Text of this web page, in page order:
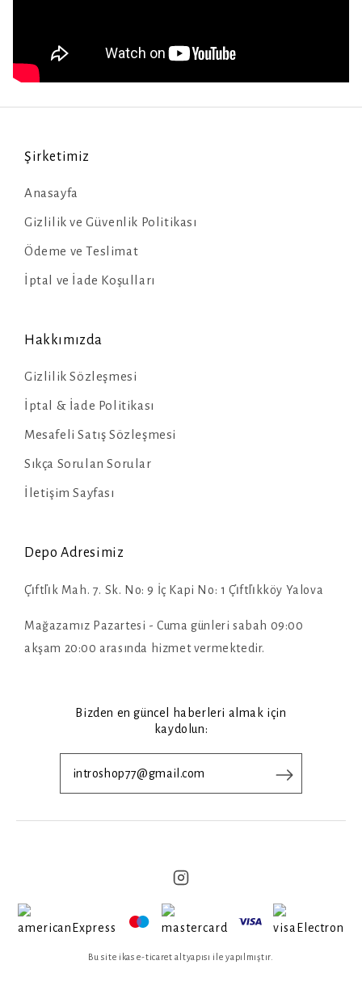
Şirketimiz
Anasayfa
Gizlilik ve Güvenlik Politikası
Ödeme ve Teslimat
İptal ve İade Koşulları
Hakkımızda
Gizlilik Sözleşmesi
İptal & İade Politikası
Mesafeli Satış Sözleşmesi
Sıkça Sorulan Sorular
İletişim Sayfası
Depo Adresimiz
Çi̇ftli̇k Mah. 7. Sk. No: 9 İç Kapi No: 1 Çi̇ftli̇kköy Yalova
Mağazamız Pazartesi - Cuma günleri sabah 09:00
akşam 20:00 arasında hizmet vermektedir.
Bizden en güncel haberleri almak için
kaydolun:
Bu site ikas e-ticaret altyapısı ile yapılmıştır.